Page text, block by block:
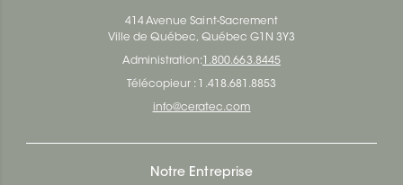
414 Avenue Saint-Sacrement
Ville de Québec, Québec G1N 3Y3
Administration: 1.800.663.8445
Télécopieur : 1.418.681.8853
info@ceratec.com
Notre Entreprise